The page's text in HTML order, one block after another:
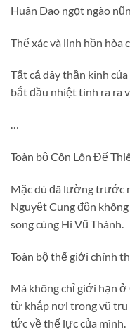
Huân Dao ngọt ngào
Thể xác và linh hồn hòa
Tất cả dây thần kinh
bắt đầu nhiệt tình ra ra
…
Toàn bộ Côn Lôn Đế
Mặc dù đã lường trước
Nguyệt Cung độn
song cùng Hi Vũ Thành.
Toàn bộ thế giới chính
Mà không chỉ giới hạn
từ khắp nơi trong vũ trụ
tức về thế lực của mình.